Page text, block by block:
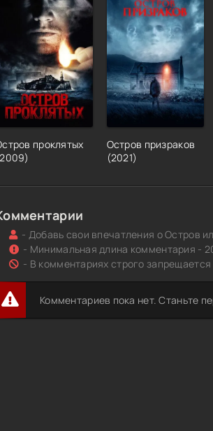
проклятых
Остров призраков
(2021)
- Добавь свои впечатления о Остров
- Минимальная длина комментария -
- В комментариях строго
Комментариев пока нет. Станьте